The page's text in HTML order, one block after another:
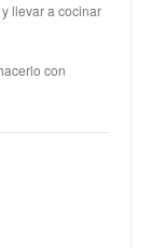
llevar a cocinar
con